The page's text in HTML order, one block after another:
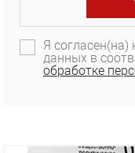
Я согласен(на)
данных в
обработке